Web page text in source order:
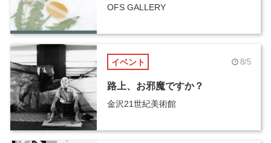
OFS GALLERY
イベント 8/5
路上、お邪魔ですか？
金沢21世紀美術館